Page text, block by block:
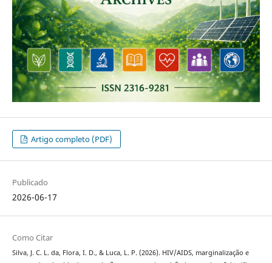
Artigo completo (PDF)
Publicado
2026-06-17
Como Citar
Silva, J. C. L. da, Flora, I. D., & Luca, L. P. (2026). HIV/AIDS, marginalização e